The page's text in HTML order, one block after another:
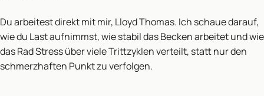
Du arbeitest direkt mit mir, Lloyd Thomas. Ich schaue darauf,
wie du Last aufnimmst, wie stabil das Becken arbeitet und wie
das Rad Stress über viele Trittzyklen verteilt, statt nur den
schmerzhaften Punkt zu verfolgen.